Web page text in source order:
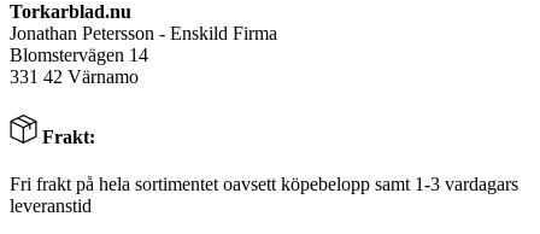
Torkarblad.nu
Jonathan Petersson - Enskild Firma
Blomstervägen 14
331 42 Värnamo
Frakt:
Fri frakt på hela sortimentet oavsett köpebelopp samt 1-3 vardagars
leveranstid